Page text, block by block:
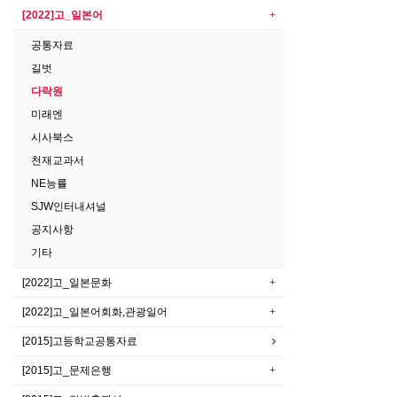
[2022]고_일본어
공통자료
길벗
다락원
미래엔
시사북스
천재교과서
NE능률
SJW인터내셔널
공지사항
기타
[2022]고_일본문화
[2022]고_일본어회화,관광일어
[2015]고등학교공통자료
[2015]고_문제은행